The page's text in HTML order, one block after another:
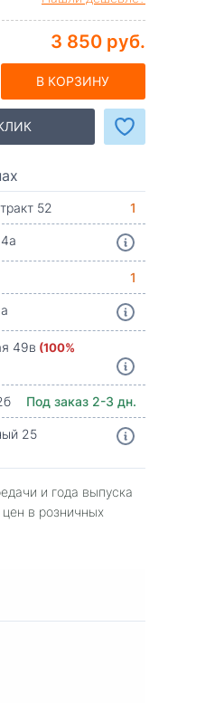
3 850 руб.
В КОРЗИНУ
52
1
1
49в (100%
Под заказ 2-3 дн.
25
и года выпуска
в розничных